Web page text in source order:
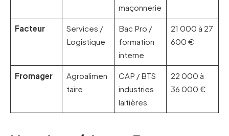
maçonnerie
Facteur
Services /
Logistique
Bac Pro /
formation
interne
21 000 à 27
600 €
Fromager
Agroalimen
taire
CAP / BTS
industries
laitières
22 000 à
36 000 €